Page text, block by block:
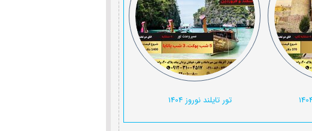
تور تایلند نوروز 1404